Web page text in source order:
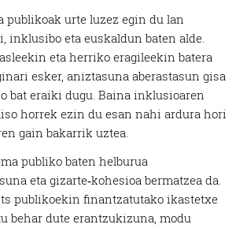
publikoak urte luzez egin du lan
inklusibo eta euskaldun baten alde.
eta herriko eragileekin batera
esker, aniztasuna aberastasun gisa
bat eraiki dugu. Baina inklusioaren
horrek ezin du esan nahi ardura hori
gain bakarrik uztea.
publiko baten helburua
eta gizarte‑kohesioa bermatzea da.
publikoekin finantzatutako ikastetxe
behar dute erantzukizuna, modu